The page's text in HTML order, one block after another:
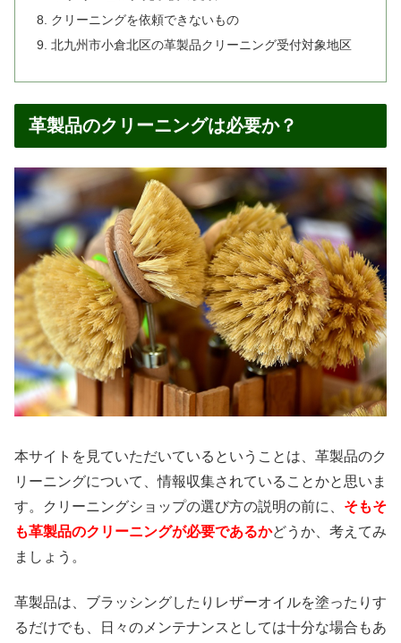
クリーニングを依頼できないもの
北九州市小倉北区の革製品クリーニング受付対象地区
革製品のクリーニングは必要か？
本サイトを見ていただいているということは、革製品のク
リーニングについて、情報収集されていることかと思いま
す。クリーニングショップの選び方の説明の前に、 そもそ
も革製品のクリーニングが必要であるかどうか、考えてみ
ましょう。
革製品は、ブラッシングしたりレザーオイルを塗ったりす
るだけでも、日々のメンテナンスとしては十分な場合もあ